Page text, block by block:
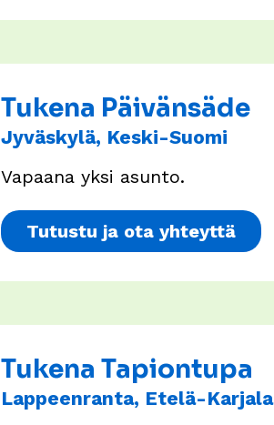
Tukena Päivänsäde
Jyväskylä, Keski-Suomi
Vapaana yksi asunto.
Tutustu ja ota yhteyttä
Tukena Tapiontupa
Lappeenranta, Etelä-Karjala